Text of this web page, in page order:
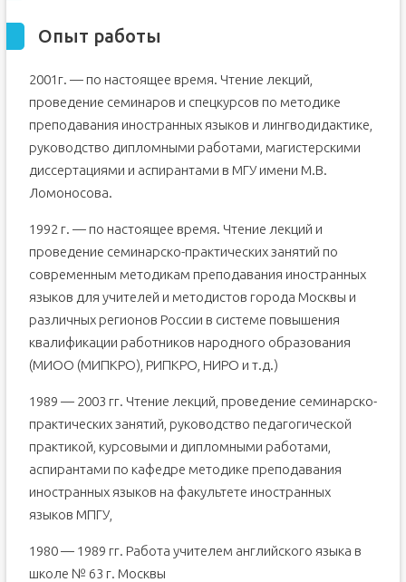
Опыт работы
2001г. — по настоящее время. Чтение лекций,
проведение семинаров и спецкурсов по методике
преподавания иностранных языков и лингводидактике,
руководство дипломными работами, магистерскими
диссертациями и аспирантами в МГУ имени М.В.
Ломоносова.
1992 г. — по настоящее время. Чтение лекций и
проведение семинарско-практических занятий по
современным методикам преподавания иностранных
языков для учителей и методистов города Москвы и
различных регионов России в системе повышения
квалификации работников народного образования
(МИОО (МИПКРО), РИПКРО, НИРО и т.д.)
1989 — 2003 гг. Чтение лекций, проведение семинарско-
практических занятий, руководство педагогической
практикой, курсовыми и дипломными работами,
аспирантами по кафедре методике преподавания
иностранных языков на факультете иностранных
языков МПГУ,
1980 — 1989 гг. Работа учителем английского языка в
школе № 63 г. Москвы